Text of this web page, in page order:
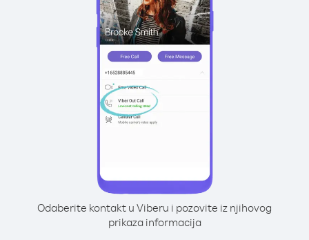
Odaberite kontakt u Viberu i pozovite iz njihovog
prikaza informacija